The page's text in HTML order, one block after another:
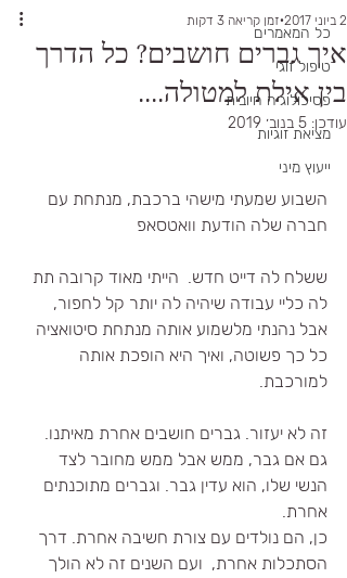
כל המאמרים
טיפול זוגי
פסיכולוגיה חיובית
מציאת זוגיות
ייעוץ מיני
איך גברים חושבים? כל הדרך
בין אילת למטולה....
2 ביוני 2017 זמן קריאה 3 דקות
עודכן: 5 בנוב׳ 2019
השבוע שמעתי מישהי ברכבת, מנתחת עם
חברה שלה הודעת וואטסאפ
ששלח לה דייט חדש.  הייתי מאוד קרובה תת
לה כליי עבודה שיהיה לה יותר קל לחפור,
אבל נהנתי מלשמוע אותה מנתחת סיטואציה
כל כך פשוטה, ואיך היא הופכת אותה
למורכבת.
זה לא יעזור. גברים חושבים אחרת מאיתנו.
גם אם גבר, ממש אבל ממש מחובר לצד
הנשי שלו, הוא עדין גבר. וגברים מתוכנתים
אחרת.
כן, הם נולדים עם צורת חשיבה אחרת. דרך
הסתכלות אחרת,  ועם השנים זה לא הולך